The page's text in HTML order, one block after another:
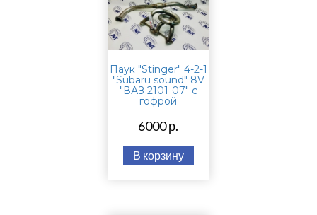
Паук "Stinger" 4-2-1
"Subaru sound" 8V
"ВАЗ 2101-07" с
гофрой
6000 р.
В корзину